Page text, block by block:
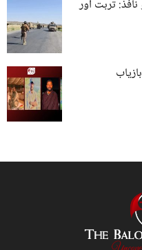
تربت اور